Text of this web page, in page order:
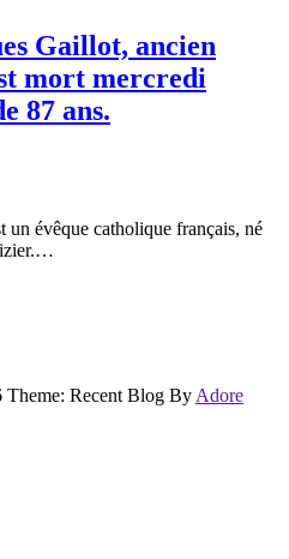
Gaillot, ancien
mort mercredi
87 ans.
un évêque catholique français, né
Recent Blog By Adore